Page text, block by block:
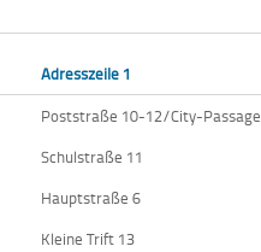
Adresszeile 1
Poststraße 10-12/City-Passage
Schulstraße 11
Hauptstraße 6
Kleine Trift 13